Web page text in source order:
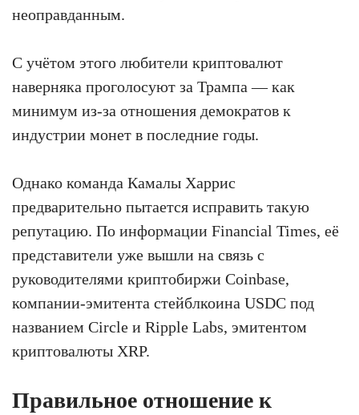
неоправданным.
С учётом этого любители криптовалют
наверняка проголосуют за Трампа — как
минимум из-за отношения демократов к
индустрии монет в последние годы.
Однако команда Камалы Харрис
предварительно пытается исправить такую
репутацию. По информации Financial Times, её
представители уже вышли на связь с
руководителями криптобиржи Coinbase,
компании-эмитента стейблкоина USDC под
названием Circle и Ripple Labs, эмитентом
криптовалюты XRP.
Правильное отношение к